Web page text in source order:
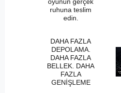
oyunun gerçek
ruhuna teslim
edin.
DAHA FAZLA
DEPOLAMA.
DAHA FAZLA
BELLEK. DAHA
FAZLA
GENİŞLEME